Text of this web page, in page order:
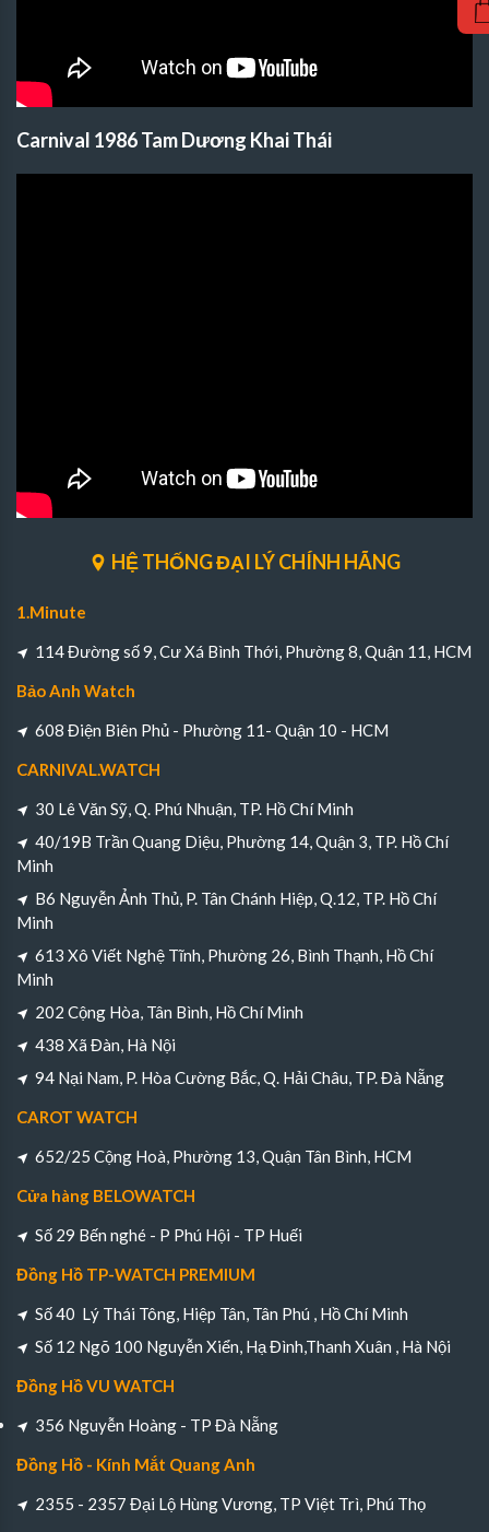
Carnival 1986 Tam Dương Khai Thái
HỆ THỐNG ĐẠI LÝ CHÍNH HÃNG
1.Minute
114 Đường số 9, Cư Xá Bình Thới, Phường 8, Quận 11, HCM
Bảo Anh Watch
608 Điện Biên Phủ - Phường 11- Quận 10 - HCM
CARNIVAL.WATCH
30 Lê Văn Sỹ, Q. Phú Nhuận, TP. Hồ Chí Minh
40/19B Trần Quang Diệu, Phường 14, Quận 3, TP. Hồ Chí
Minh
B6 Nguyễn Ảnh Thủ, P. Tân Chánh Hiệp, Q.12, TP. Hồ Chí
Minh
613 Xô Viết Nghệ Tĩnh, Phường 26, Bình Thạnh, Hồ Chí
Minh
202 Cộng Hòa, Tân Bình, Hồ Chí Minh
438 Xã Đàn, Hà Nội
94 Nại Nam, P. Hòa Cường Bắc, Q. Hải Châu, TP. Đà Nẵng
CAROT WATCH
652/25 Cộng Hoà, Phường 13, Quận Tân Bình, HCM
Cửa hàng BELOWATCH
Số 29 Bến nghé - P Phú Hội - TP Huếi
Đồng Hồ TP-WATCH PREMIUM
Số 40 Lý Thái Tông, Hiệp Tân, Tân Phú , Hồ Chí Minh
Số 12 Ngõ 100 Nguyễn Xiển, Hạ Đình,Thanh Xuân , Hà Nội
Đồng Hồ VU WATCH
356 Nguyễn Hoàng - TP Đà Nẵng
Đồng Hồ - Kính Mắt Quang Anh
2355 - 2357 Đại Lộ Hùng Vương, TP Việt Trì, Phú Thọ